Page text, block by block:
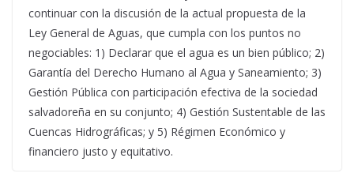
continuar con la discusión de la actual propuesta de la
Ley General de Aguas, que cumpla con los puntos no
negociables: 1) Declarar que el agua es un bien público; 2)
Garantía del Derecho Humano al Agua y Saneamiento; 3)
Gestión Pública con participación efectiva de la sociedad
salvadoreña en su conjunto; 4) Gestión Sustentable de las
Cuencas Hidrográficas; y 5) Régimen Económico y
financiero justo y equitativo.